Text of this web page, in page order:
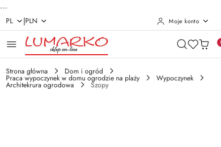
...
Przejdź do treści głównej
Przejdź do wyszukiwarki
Przejdź do moje konto
Przejdź do menu głównego
Przejdź do opisu produktu
Przejdź do stopki
PL |PLN Moje konto
Strona główna Dom i ogród
Praca wypoczynek w domu ogrodzie na plaży Wypoczynek
Architekrura ogrodowa Szopy